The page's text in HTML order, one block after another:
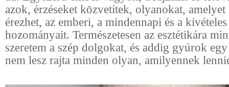
azok, érzéseket közvetítek, olyanokat,
érezhet, az emberi, a mindennapi és a
hozományait. Természetesen az esztétikára
szeretem a szép dolgokat, és addig gyúrok
nem lesz rajta minden olyan, amilyennek